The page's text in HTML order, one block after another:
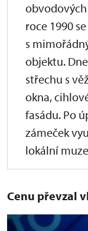
obvodových
roce 1990
s
objektu.
střechu s
okna,
fasádu. Po
zámeček
lokální
Cenu převzal